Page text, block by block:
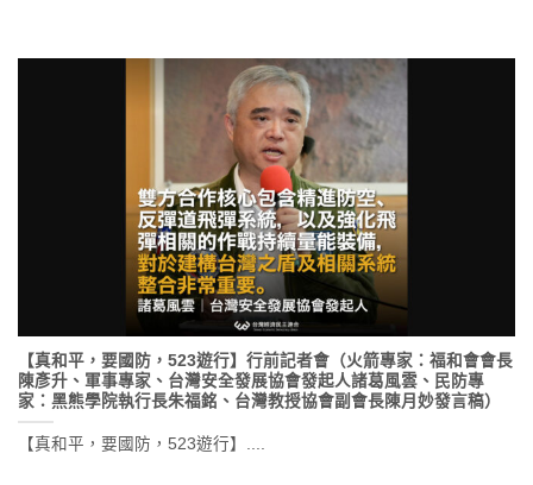
【真和平，要國防，523遊行】行前記者會（火箭專家：福和會會長
陳彥升、軍事專家、台灣安全發展協會發起人諸葛風雲、民防專
家：黑熊學院執行長朱福銘、台灣教授協會副會長陳月妙發言稿）
【真和平，要國防，523遊行】....